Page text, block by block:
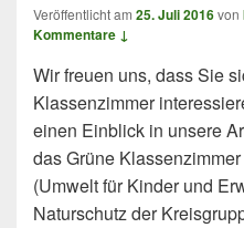
Veröffentlicht am 25. Juli 2016von
Kommentare ↓
Wir freuen uns, dass Sie
Klassenzimmer
einen Einblick in unsere
das Grüne
(Umwelt für Kinder und
Naturschutz der